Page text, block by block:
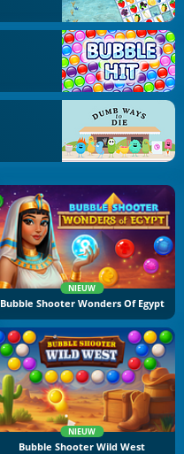
NIEUW
Bubble Shooter Wonders Of Egypt
NIEUW
Bubble Shooter Wild West